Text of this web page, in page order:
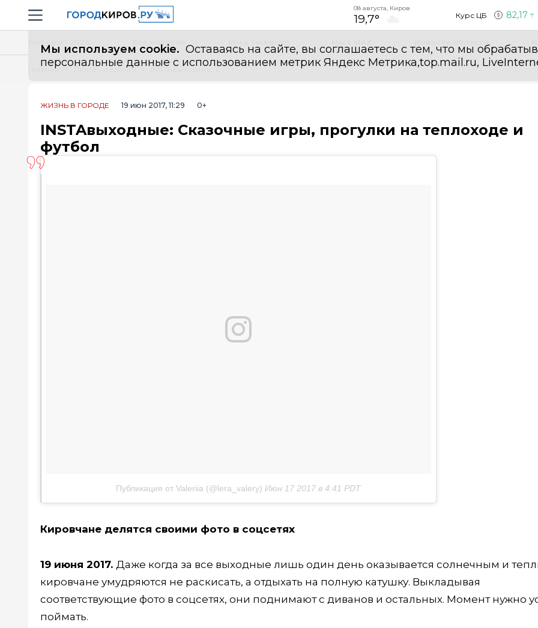
Навигация сайта
08 августа, Киров
19,7° Курс ЦБ 82,17
Мы используем cookie. Оставаясь на сайте, вы соглашаетесь с тем, что мы
персональные данные с использованием метрик Яндекс Метрика,top.mail.ru,
Все новости
Главная Лента новостей
ЖИЗНЬ В ГОРОДЕ 19 июн 2017, 11:29 0+
INSTAвыходные: Сказочные игры, прогулки на теплоходе и
футбол
Публикация от Valeriia (@lera_valery) Июн 17 2017 в 4:41 PDT
Кировчане делятся своими фото в соцсетях
19 июня 2017. Даже когда за все выходные лишь один день оказывается солнечным и
кировчане умудряются не раскисать, а отдыхать на полную катушку. Выкладывая
соответствующие фото в соцсетях, они поднимают с диванов и остальных. Момент нужно
поймать.